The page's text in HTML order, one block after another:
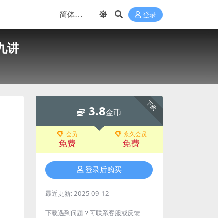
登录
讲
下载
3.8金币
会员
免费
永久会员
免费
登录后购买
最近更新: 2025-09-12
下载遇到问题？可联系客服或反馈